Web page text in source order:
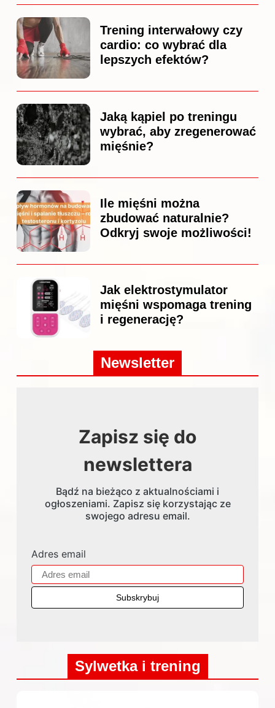
Trening interwałowy czy
cardio: co wybrać dla
lepszych efektów?
Jaką kąpiel po treningu
wybrać, aby zregenerować
mięśnie?
Ile mięśni można
zbudować naturalnie?
Odkryj swoje możliwości!
Jak elektrostymulator
mięśni wspomaga trening
i regenerację?
Newsletter
Zapisz się do
newslettera
Bądź na bieżąco z aktualnościami i
ogłoszeniami. Zapisz się korzystając ze
swojego adresu email.
Adres email
Sylwetka i trening